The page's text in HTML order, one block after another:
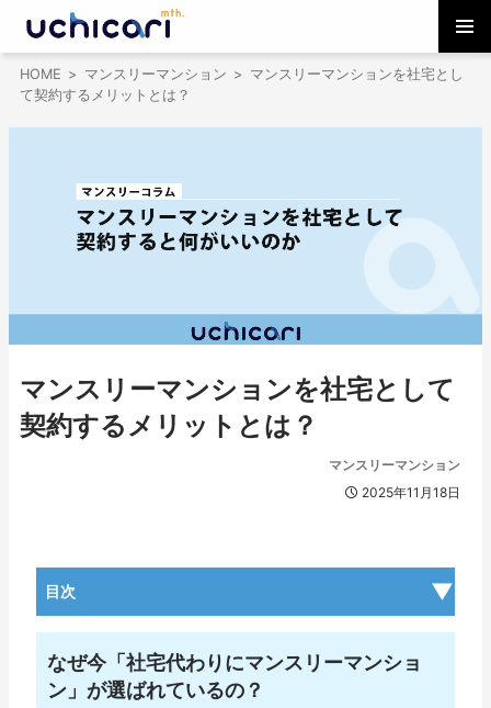
ニュー
ン
テ
HOME マンスリーマンション
マンスリーマンションを社宅とし
て契約するメリットとは？
マンスリーマンションを社宅として
契約するメリットとは？
マンスリーマンション
2025年11月18日
目次
なぜ今「社宅代わりにマンスリーマンショ
ン」が選ばれているの？